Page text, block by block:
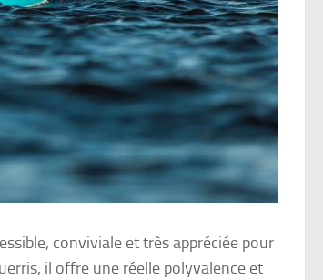
conviviale et très appréciée pour
il offre une réelle polyvalence et